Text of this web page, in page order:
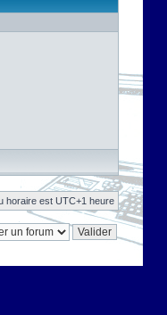
horaire est UTC+1 heure